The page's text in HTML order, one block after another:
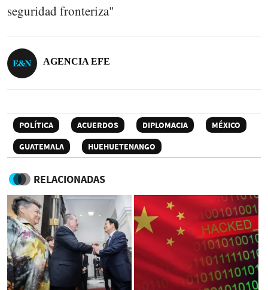
seguridad fronteriza"
AGENCIA EFE
POLÍTICA ACUERDOS DIPLOMACIA
MÉXICO
GUATEMALA
HUEHUETENANGO
RELACIONADAS